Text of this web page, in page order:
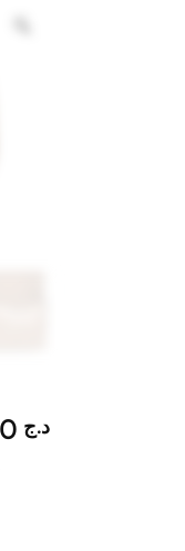
د.جLe